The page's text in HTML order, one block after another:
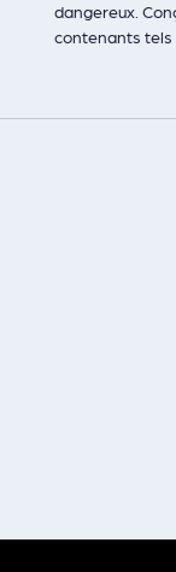
dangereux.
contenants tels